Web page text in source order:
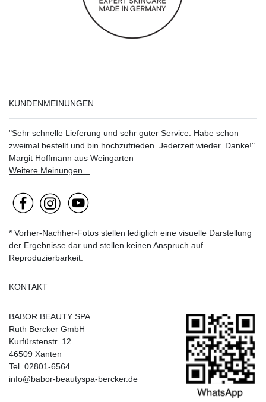
KUNDENMEINUNGEN
"Sehr schnelle Lieferung und sehr guter Service. Habe schon
zweimal bestellt und bin hochzufrieden. Jederzeit wieder. Danke!"
Margit Hoffmann aus Weingarten
Weitere Meinungen...
* Vorher-Nachher-Fotos stellen lediglich eine visuelle Darstellung
der Ergebnisse dar und stellen keinen Anspruch auf
Reproduzierbarkeit.
KONTAKT
BABOR BEAUTY SPA
Ruth Bercker GmbH
Kurfürstenstr. 12
46509 Xanten
Tel. 02801-6564
info@babor-beautyspa-bercker.de